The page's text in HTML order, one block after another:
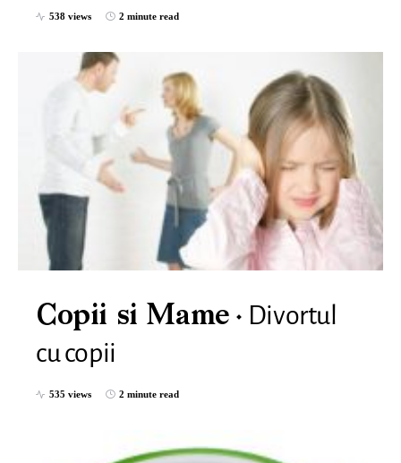
538 views 2 minute read
Copii si Mame
Divortul
cu copii
535 views 2 minute read